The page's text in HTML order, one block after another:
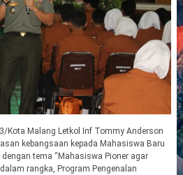
Kota Malang Letkol Inf Tommy Anderson
kebangsaan kepada Mahasiswa Baru
tema “Mahasiswa Pioner agar
rangka, Program Pengenalan